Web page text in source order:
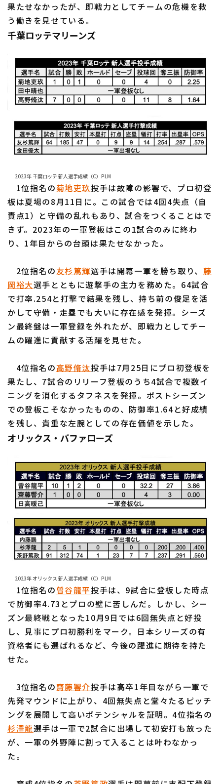
果たせなかったが、即戦力としてチームの危機を救
う働きを見せている。
千葉ロッテマリーンズ
2023年 千葉ロッテ 新人選手成績（C）PLM
1位指名の菊地吏玖投手は故障の影響で、プロ初登
板は夏場の8月11日に。この試合では4回4失点（自
責点1）と守備の乱れもあり、試合をつくることはで
きず。2023年の一軍登板はこの1試合のみに終わ
り、1年目からの台頭は果たせなかった。
2位指名の友杉篤輝選手は開幕一軍を勝ち取り、 藤
岡裕大選手とともに遊撃手の主力を務めた。64試合
で打率.254と打撃で結果を残し、持ち前の俊足を活
かして守備・走塁でも大いに存在感を発揮。シーズ
ン最終盤は一軍登録を外れたが、即戦力としてチー
ムの躍進に貢献する活躍を見せた。
4位指名の高野脩汰投手は7月25日にプロ初登板を
果たし、7試合のリリーフ登板のうち4試合で複数イ
ニングを消化するタフネスを発揮。ポストシーズン
での登板こそなかったものの、防御率1.64と好成績
を残し、貴重な左腕としての存在価値を示した。
オリックス・バファローズ
2023年 オリックス 新人選手成績（C）PLM
1位指名の 曽谷龍平投手は、9試合に登板した時点
で防御率4.73とプロの壁に苦しんだ。しかし、シー
ズン最終戦となった10月9日では6回無失点と好投
し、見事にプロ初勝利をマーク。日本シリーズの有
資格者にも選ばれるなど、今後の躍進に期待を持た
せた。
3位指名の齋藤響介投手は高卒1年目ながら一軍で
先発マウンドに上がり、4回無失点と堂々たるピッチ
ングを展開して高いポテンシャルを証明。4位指名の
杉澤龍選手は一軍で2試合に出場して初安打も放った
が、一軍の外野陣に割って入ることは叶わなかっ
た。